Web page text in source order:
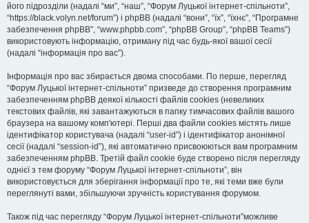
його підрозділи (надалі “ми”, “наш”, “Форум Луцької інтернет-спільноти”,
“https://black.volyn.net/forum”) і phpBB (надалі “вони”, “їх”, “їхнє”, “Програмне
забезпечення phpBB”, “www.phpbb.com”, “phpBB Group”, “phpBB Teams”)
використовують інформацію, отриману під час будь-якої вашої сесії
(надалі “інформація про вас”).
Інформація про вас збирається двома способами. По перше, перегляд
“Форум Луцької інтернет-спільноти” призведе до створення програмним
забезпеченням phpBB деякої кількості файлів cookies (невеликих
текстових файлів, які завантажуються в папку тимчасових файлів вашого
браузера на вашому комп'ютері. Перші два файли cookies містять лише
ідентифікатор користувача (надалі “user-id”) і ідентифікатор анонімної
сесії (надалі “session-id”), які автоматично присвоюються вам програмним
забезпеченням phpBB. Третій файл cookie буде створено після перегляду
однієї з тем форуму “Форум Луцької інтернет-спільноти”, він
використовується для зберігання інформації про те, які теми вже були
переглянуті вами, збільшуючи зручність користування форумом.
Також під час перегляду “Форум Луцької інтернет-спільноти”можливе